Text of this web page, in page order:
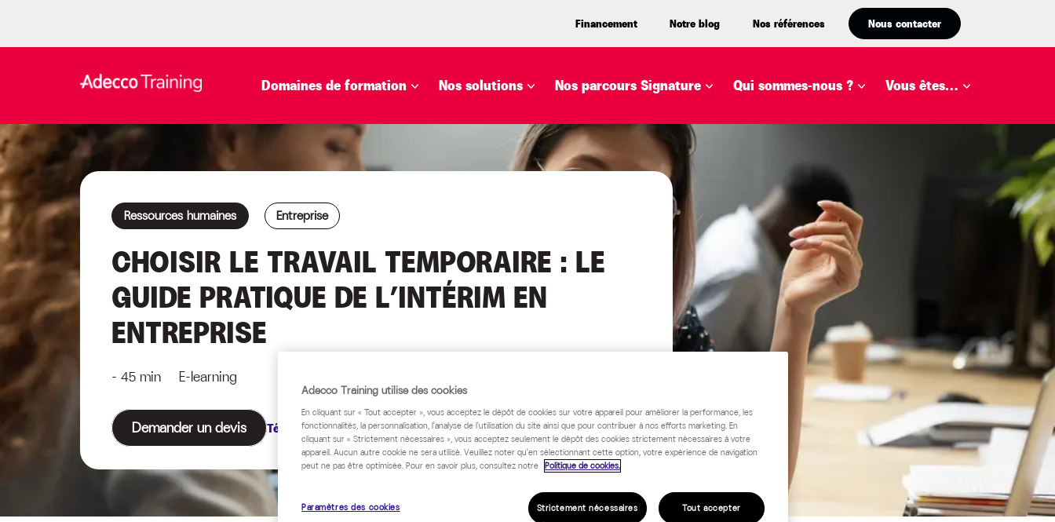
Financement Notre blog Nos références Nous contacter
Domaines de formation Nos solutions Nos parcours Signature Qui sommes-nous ? Vous êtes…
Ressources humaines Entreprise
CHOISIR LE TRAVAIL TEMPORAIRE : LE
GUIDE PRATIQUE DE L’INTÉRIM EN
ENTREPRISE
- 45 min E-learning
Demander un devis Télécharger le programme
Adecco Training utilise des cookies
En cliquant sur « Tout accepter », vous acceptez le dépôt de cookies sur votre appareil pour améliorer la performance, les
fonctionnalités, la personnalisation, l'analyse de l'utilisation du site ainsi que pour contribuer à nos efforts marketing. En
cliquant sur « Strictement nécessaires », vous acceptez seulement le dépôt des cookies strictement nécessaires à votre
appareil. Aucun autre cookie ne sera utilisé. Veuillez noter qu'en sélectionnant cette option, votre expérience de navigation
peut ne pas être optimisée. Pour en savoir plus, consultez notre Politique de cookies.
Paramètres des cookies Strictement nécessaires Tout accepter